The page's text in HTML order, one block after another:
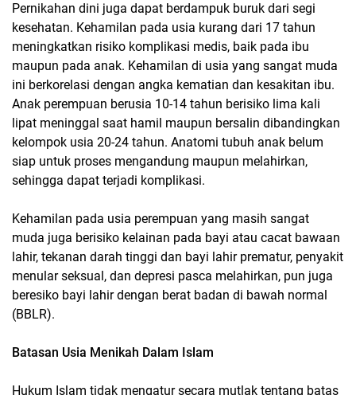
Pernikahan dini juga dapat berdampuk buruk dari segi
kesehatan. Kehamilan pada usia kurang dari 17 tahun
meningkatkan risiko komplikasi medis, baik pada ibu
maupun pada anak. Kehamilan di usia yang sangat muda
ini berkorelasi dengan angka kematian dan kesakitan ibu.
Anak perempuan berusia 10-14 tahun berisiko lima kali
lipat meninggal saat hamil maupun bersalin dibandingkan
kelompok usia 20-24 tahun. Anatomi tubuh anak belum
siap untuk proses mengandung maupun melahirkan,
sehingga dapat terjadi komplikasi.
Kehamilan pada usia perempuan yang masih sangat
muda juga berisiko kelainan pada bayi atau cacat bawaan
lahir, tekanan darah tinggi dan bayi lahir prematur, penyakit
menular seksual, dan depresi pasca melahirkan, pun juga
beresiko bayi lahir dengan berat badan di bawah normal
(BBLR).
Batasan Usia Menikah Dalam Islam
Hukum Islam tidak mengatur secara mutlak tentang batas